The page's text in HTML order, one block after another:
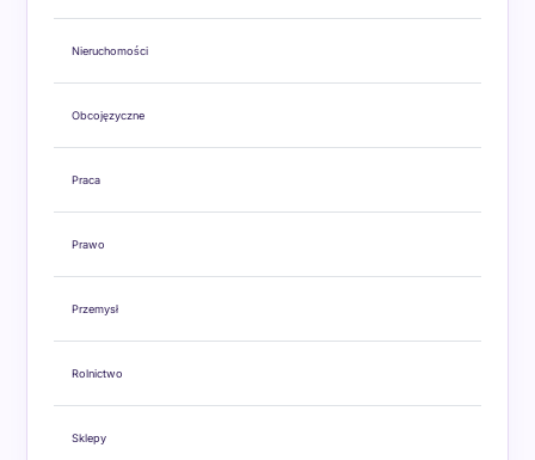
Nieruchomości
Obcojęzyczne
Praca
Prawo
Przemysł
Rolnictwo
Sklepy